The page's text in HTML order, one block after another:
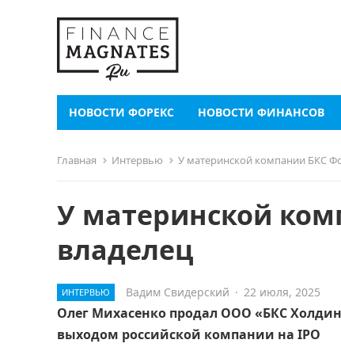
НОВОСТИ ФОРЕКС НОВОСТИ ФИНАНСОВ
Главная Интервью У материнской компании БКС
У материнской
владелец
ИНТЕРВЬЮ Вадим Свидерский · 22 июля, 2025
Олег Михасенко продал ООО «БКС
выходом российской компании на IPO